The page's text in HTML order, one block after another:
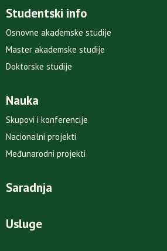
Studentski info
Osnovne akademske studije
Master akademske studije
Doktorske studije
Nauka
Skupovi i konferencije
Nacionalni projekti
Međunarodni projekti
Saradnja
Usluge